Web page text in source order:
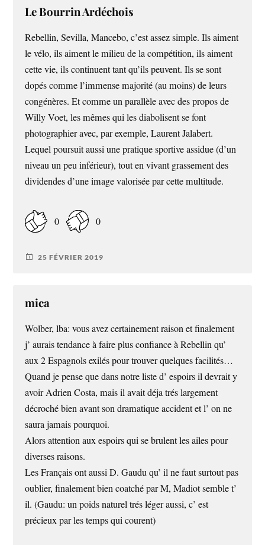
Le Bourrin Ardéchois
Rebellin, Sevilla, Mancebo, c’est assez simple. Ils aiment
le vélo, ils aiment le milieu de la compétition, ils aiment
cette vie, ils continuent tant qu’ils peuvent. Ils se sont
dopés comme l’immense majorité (au moins) de leurs
congénères. Et comme un parallèle avec des propos de
Willy Voet, les mêmes qui les diabolisent se font
photographier avec, par exemple, Laurent Jalabert.
Lequel poursuit aussi une pratique sportive assidue (d’un
niveau un peu inférieur), tout en vivant grassement des
dividendes d’une image valorisée par cette multitude.
0 0
25 FÉVRIER 2019
mica
Wolber, lba: vous avez certainement raison et finalement
j’ aurais tendance à faire plus confiance à Rebellin qu’
aux 2 Espagnols exilés pour trouver quelques facilités…
Quand je pense que dans notre liste d’ espoirs il devrait y
avoir Adrien Costa, mais il avait déja trés largement
décroché bien avant son dramatique accident et l’ on ne
saura jamais pourquoi.
Alors attention aux espoirs qui se brulent les ailes pour
diverses raisons.
Les Français ont aussi D. Gaudu qu’ il ne faut surtout pas
oublier, finalement bien coatché par M, Madiot semble t’
il. (Gaudu: un poids naturel trés léger aussi, c’ est
précieux par les temps qui courent)